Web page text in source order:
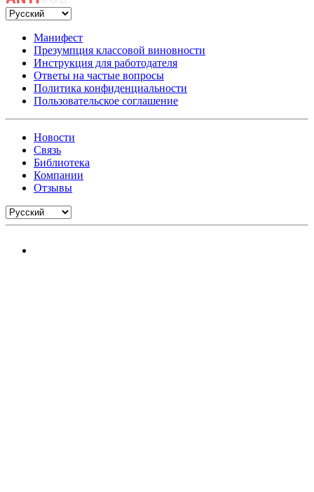
Манифест
Презумпция классовой виновности
Инструкция для работодателя
Ответы на частые вопросы
Политика конфиденциальности
Пользовательское соглашение
Новости
Связь
Библиотека
Компании
Отзывы